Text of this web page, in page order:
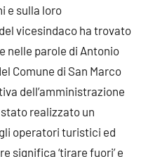
e sulla loro
vicesindaco ha trovato
nelle parole di Antonio
Comune di San Marco
dell’amministrazione
realizzato un
operatori turistici ed
significa ‘tirare fuori’ e